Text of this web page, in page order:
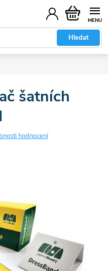
Hledat
Nákupní
košík
šatních
hodnocení